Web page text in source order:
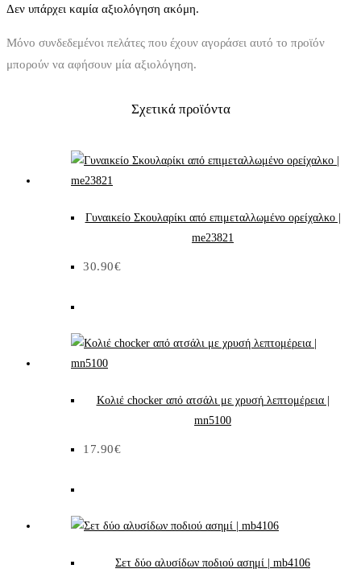
Δεν υπάρχει καμία αξιολόγηση ακόμη.
Μόνο συνδεδεμένοι πελάτες που έχουν αγοράσει αυτό το προϊόν
μπορούν να αφήσουν μία αξιολόγηση.
Σχετικά προϊόντα
Γυναικείο Σκουλαρίκι από επιμεταλλωμένο ορείχαλκο |
me23821
30.90€
Κολιέ chocker από ατσάλι με χρυσή λεπτομέρεια |
mn5100
17.90€
Σετ δύο αλυσίδων ποδιού ασημί | mb4106